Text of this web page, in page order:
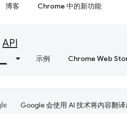
博客 Chrome 中的新功能
API
示例 Chrome Web
Google 会使用 AI 技术将内容翻